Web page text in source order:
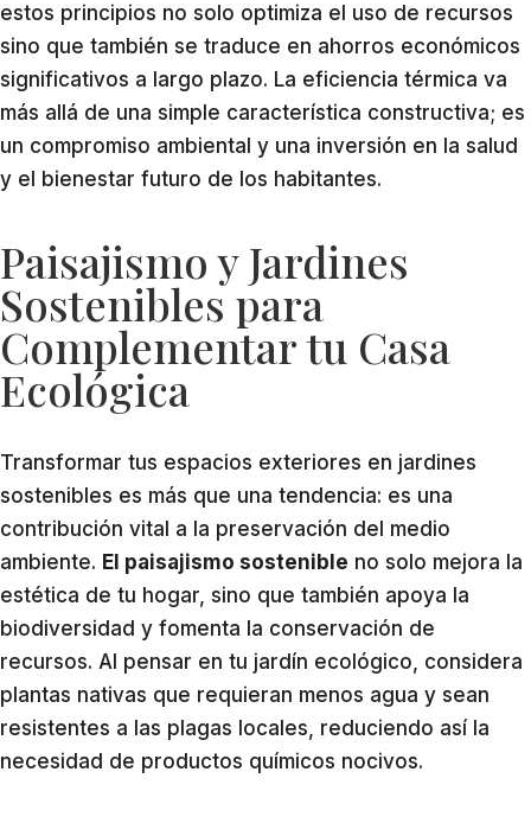
estos principios no solo optimiza el uso de recursos
sino que también se traduce en ahorros económicos
significativos a largo plazo. La eficiencia térmica va
más allá de una simple característica constructiva; es
un compromiso ambiental y una inversión en la salud
y el bienestar futuro de los habitantes.
Paisajismo y Jardines
Sostenibles para
Complementar tu Casa
Ecológica
Transformar tus espacios exteriores en jardines
sostenibles es más que una tendencia: es una
contribución vital a la preservación del medio
ambiente. El paisajismo sostenible no solo mejora la
estética de tu hogar, sino que también apoya la
biodiversidad y fomenta la conservación de
recursos. Al pensar en tu jardín ecológico, considera
plantas nativas que requieran menos agua y sean
resistentes a las plagas locales, reduciendo así la
necesidad de productos químicos nocivos.